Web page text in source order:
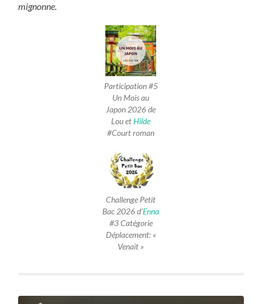
mignonne.
Participation #5
Un Mois au
Japon 2026 de
Lou etHilde
#Court roman
Challenge Petit
Bac 2026 d’Enna
#3 Catégorie
Déplacement: «
Venait »